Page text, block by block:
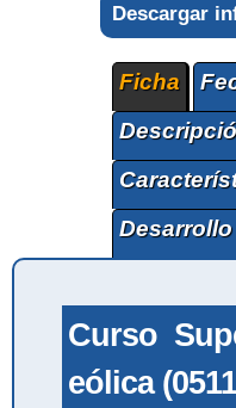
Descargar
Ficha
Desarrollo
Curso
eólica